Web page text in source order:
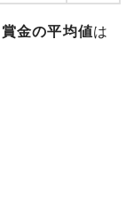
賞金の平均値は